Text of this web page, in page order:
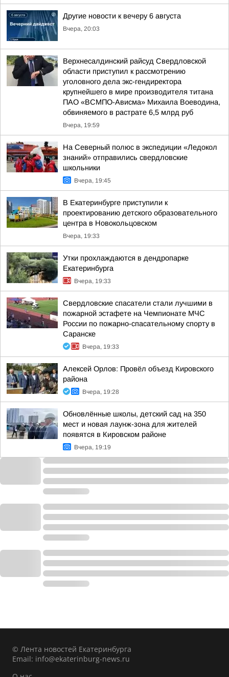
Другие новости к вечеру 6 августа
Вчера, 20:03
Верхнесалдинский райсуд Свердловской
области приступил к рассмотрению
уголовного дела экс-гендиректора
крупнейшего в мире производителя титана
ПАО «ВСМПО-Ависма» Михаила Воеводина,
обвиняемого в растрате 6,5 млрд руб
Вчера, 19:59
На Северный полюс в экспедиции «Ледокол
знаний» отправились свердловские
школьники
Вчера, 19:45
В Екатеринбурге приступили к
проектированию детского образовательного
центра в Новокольцовском
Вчера, 19:33
Утки прохлаждаются в дендропарке
Екатеринбурга
Вчера, 19:33
Свердловские спасатели стали лучшими в
пожарной эстафете на Чемпионате МЧС
России по пожарно-спасательному спорту в
Саранске
Вчера, 19:33
Алексей Орлов: Провёл объезд Кировского
района
Вчера, 19:28
Обновлённые школы, детский сад на 350
мест и новая лаунж-зона для жителей
появятся в Кировском районе
Вчера, 19:19
© Лента новостей Екатеринбурга
Email: info@ekaterinburg-news.ru